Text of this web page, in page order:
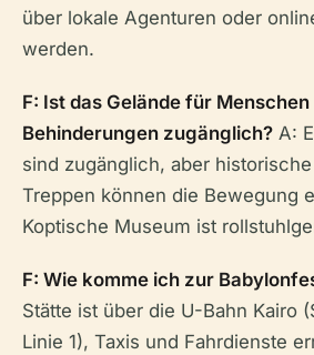
über lokale Agenturen oder
werden.
F: Ist das Gelände für
Behinderungen zugänglich? A:
sind zugänglich, aber
Treppen können die Bewegung
Koptische Museum ist
F: Wie komme ich zur
Stätte ist über die U-Bahn Kairo
Linie 1), Taxis und Fahrdienste